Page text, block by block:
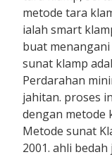
metode tara
ialah smart
buat
sunat klamp
Perdarahan
jahitan. proses
dengan metode
Metode sunat
2001. ahli